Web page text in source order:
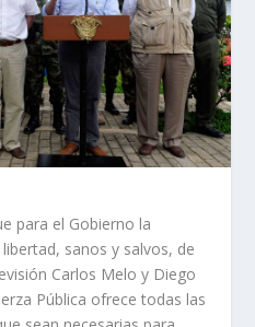
para el Gobierno la
sanos y salvos, de
Carlos Melo y Diego
Pública ofrece todas las